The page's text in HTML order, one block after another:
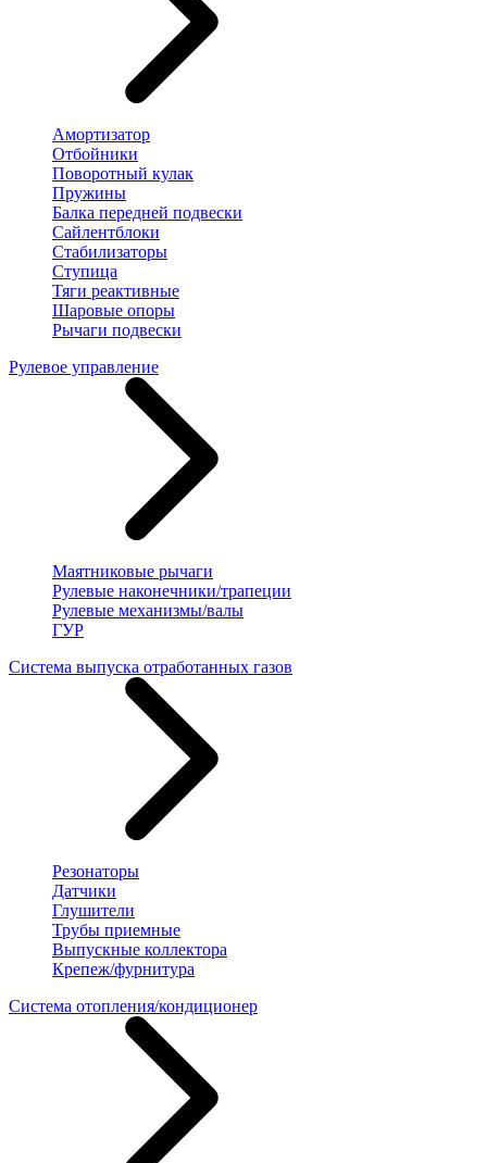
Амортизатор
Отбойники
Поворотный кулак
Пружины
Балка передней подвески
Сайлентблоки
Стабилизаторы
Ступица
Тяги реактивные
Шаровые опоры
Рычаги подвески
Рулевое управление
Маятниковые рычаги
Рулевые наконечники/трапеции
Рулевые механизмы/валы
ГУР
Система выпуска отработанных газов
Резонаторы
Датчики
Глушители
Трубы приемные
Выпускные коллектора
Крепеж/фурнитура
Система отопления/кондиционер